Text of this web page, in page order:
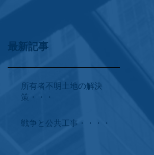
所有者不明土地の解決
策・・・
戦争と公共工事・・・・
最新記事